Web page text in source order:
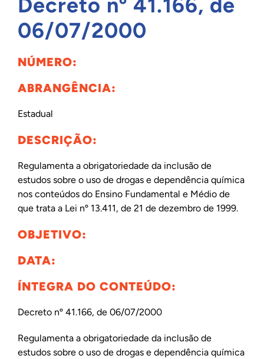
INTERNACIONAL
BIBLIOTECA
06/07/2000
NÚMERO:
ABRANGÊNCIA:
Estadual
DESCRIÇÃO:
Regulamenta a obrigatoriedade da inclusão de
estudos sobre o uso de drogas e dependência química
nos conteúdos do Ensino Fundamental e Médio de
que trata a Lei nº 13.411, de 21 de dezembro de 1999.
OBJETIVO:
DATA:
ÍNTEGRA DO CONTEÚDO:
Decreto nº 41.166, de 06/07/2000
Regulamenta a obrigatoriedade da inclusão de
estudos sobre o uso de drogas e dependência química